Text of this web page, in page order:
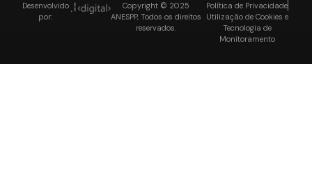
Copyright © 2025
ANESPP, Todos os direitos
reservados.
Desenvolvido
por:
Política de Privacidade
Utilização de Cookies e
Tecnologia de
Monitoramento